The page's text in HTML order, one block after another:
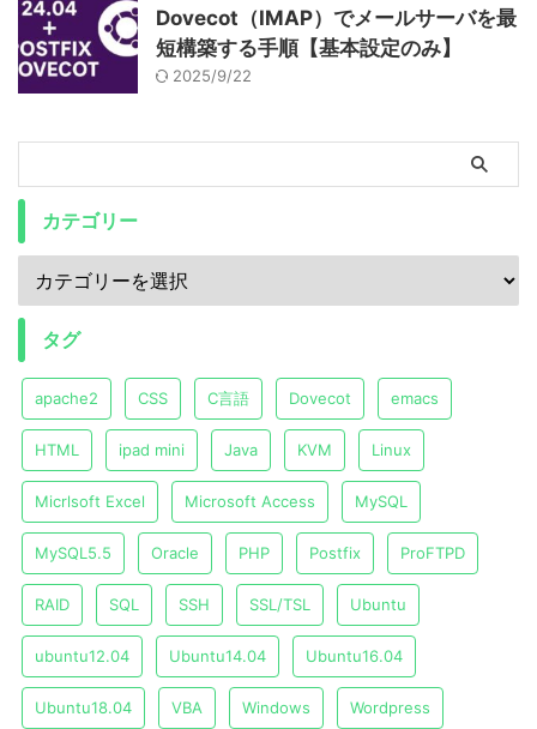
Dovecot（IMAP）でメールサーバを最
短構築する手順【基本設定のみ】
2025/9/22
カテゴリー
タグ
apache2 CSS C言語 Dovecot emacs
HTML ipad mini Java KVM Linux
Micrlsoft Excel Microsoft Access MySQL
MySQL5.5 Oracle PHP Postfix ProFTPD
RAID SQL SSH SSL/TSL Ubuntu
ubuntu12.04 Ubuntu14.04 Ubuntu16.04
Ubuntu18.04 VBA Windows Wordpress